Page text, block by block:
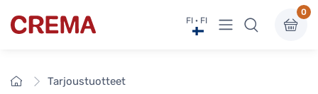
Crema FI · FI Näytä valikko
0
EtusivuTarjoustuotteet